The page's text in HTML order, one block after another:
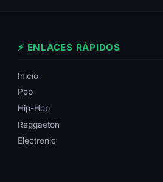
⚡ ENLACES RÁPIDOS
Inicio
Pop
Hip-Hop
Reggaeton
Electronic